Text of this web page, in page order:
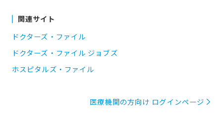
関連サイト
ドクターズ・ファイル
ドクターズ・ファイル ジョブズ
ホスピタルズ・ファイル
医療機関の方向け ログインページ